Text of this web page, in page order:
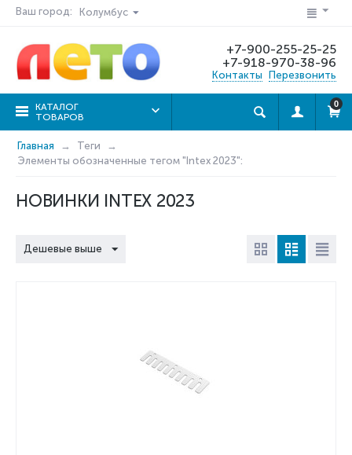
Ваш город: Колумбус
+7-900-255-25-25
+7-918-970-38-96
Контакты Перезвонить
КАТАЛОГ
ТОВАРОВ
0
Главная
Теги
Элементы обозначенные тегом "Intex 2023":
НОВИНКИ INTEX 2023
Дешевые выше